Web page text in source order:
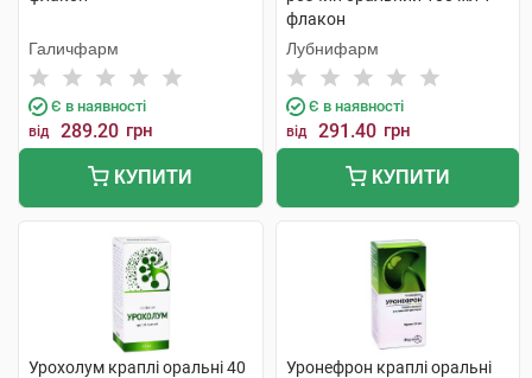
Галичфарм
Є в наявності
від 289.20 грн
КУПИТИ
флакон
Лубнифарм
Є в наявності
від 291.40 грн
КУПИТИ
Урохолум краплі оральні 40
Уронефрон краплі оральні